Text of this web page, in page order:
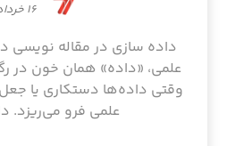
۱۶ خرداد ۱۴۰۵
داده سازی در مقاله
علمی، «داده» همان خون در
وقتی داده‌ها دستکاری یا جعل
علمی فرو می‌ریزد.